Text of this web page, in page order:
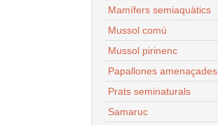
Mamífers semiaquàtics
Mussol comú
Mussol pirinenc
Papallones amenaçades
Prats seminaturals
Samaruc